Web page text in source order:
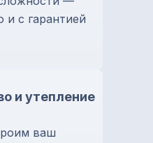
и с гарантией
и утепление
ваш